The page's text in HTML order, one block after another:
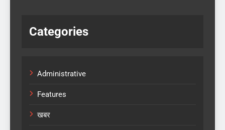
Categories
Administrative
Features
खबर